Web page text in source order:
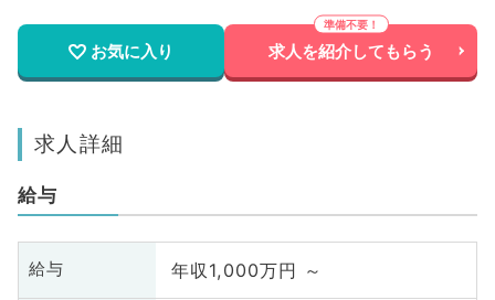
お気に入り 求人を紹介してもらう
求人詳細
給与
給与 年収1,000万円 ～